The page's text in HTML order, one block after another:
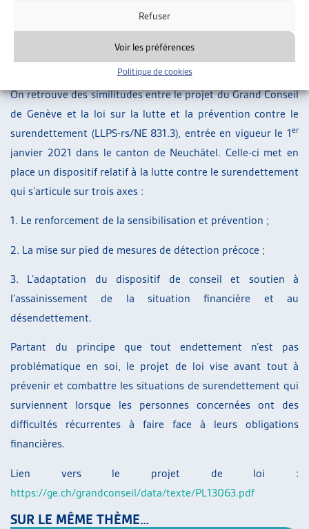
Refuser
Voir les préférences
Politique de cookies
4. Le conseil et le soutien à l’assainissement de la situation
financière et au désendettement.
On retrouve des similitudes entre le projet du Grand Conseil
de Genève et la loi sur la lutte et la prévention contre le
surendettement (LLPS-rs/NE 831.3), entrée en vigueur le 1er
janvier 2021 dans le canton de Neuchâtel. Celle-ci met en
place un dispositif relatif à la lutte contre le surendettement
qui s’articule sur trois axes :
1. Le renforcement de la sensibilisation et prévention ;
2. La mise sur pied de mesures de détection précoce ;
3. L’adaptation du dispositif de conseil et soutien à
l’assainissement de la situation financière et au
désendettement.
Partant du principe que tout endettement n’est pas
problématique en soi, le projet de loi vise avant tout à
prévenir et combattre les situations de surendettement qui
surviennent lorsque les personnes concernées ont des
difficultés récurrentes à faire face à leurs obligations
financières.
Lien vers le projet de loi :
https://ge.ch/grandconseil/data/texte/PL13063.pdf
SUR LE MÊME THÈME…